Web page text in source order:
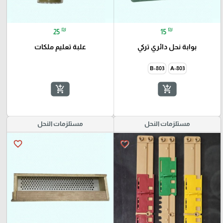
15 ₪
بوابة نحل دائري تركي
803-A
803-B
add_shopping_cart
25 ₪
علبة تعليم ملكات
add_shopping_cart
مستلزمات النحل
favorite_border
مستلزمات النحل
favorite_border